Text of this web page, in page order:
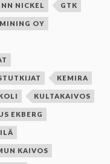
NICKEL GTK
OY
KEMIRA
KULTAKAIVOS
EKBERG
KAIVOS